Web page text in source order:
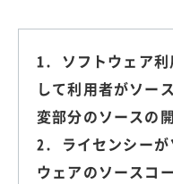
1. ソフトウェア利
して利用者がソー
変部分のソースの
2. ライセンシーが
ウェアのソースコ